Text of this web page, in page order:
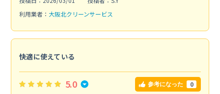
利用業者： 大阪北クリーンサービス
快適に使えている
5.0 参考になった 0